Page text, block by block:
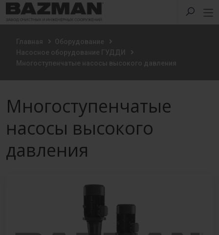
Главная
Оборудование
Насосное оборудование ГУДДИ
Многоступенчатые насосы высокого давления
Многоступенчатые
насосы высокого
давления